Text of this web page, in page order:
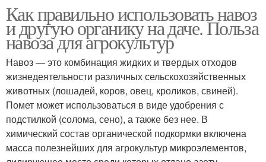
Козий навоз
Как правильно использовать навоз
и другую органику на даче. Польза
навоза для агрокультур
Навоз — это комбинация жидких и твердых отходов
жизнедеятельности различных сельскохозяйственных
животных (лошадей, коров, овец, кроликов, свиней).
Помет может использоваться в виде удобрения с
подстилкой (солома, сено), а также без нее. В
химический состав органической подкормки включена
масса полезнейших для агрокультур микроэлементов,